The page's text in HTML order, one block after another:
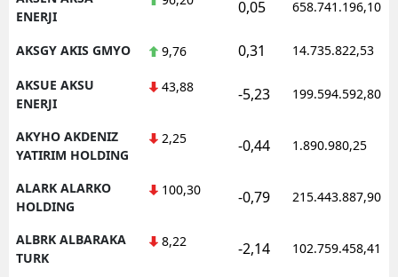
ENERJI
0,05 658.741.196,10
AKSGY AKIS GMYO 9,76 0,31 14.735.822,53
AKSUE AKSU
ENERJI
43,88 -5,23 199.594.592,80
AKYHO AKDENIZ
YATIRIM HOLDING
2,25 -0,44 1.890.980,25
ALARK ALARKO
HOLDING
100,30 -0,79 215.443.887,90
ALBRK ALBARAKA
TURK
8,22 -2,14 102.759.458,41